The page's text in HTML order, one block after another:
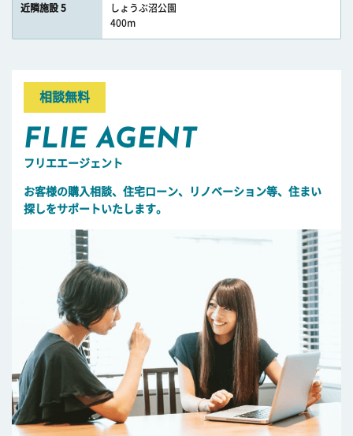
近隣施設 5
しょうぶ沼公園
400m
相談無料
FLIE AGENT
フリエエージェント
お客様の購入相談、住宅ローン、リノベーション等、住まい
探しをサポートいたします。